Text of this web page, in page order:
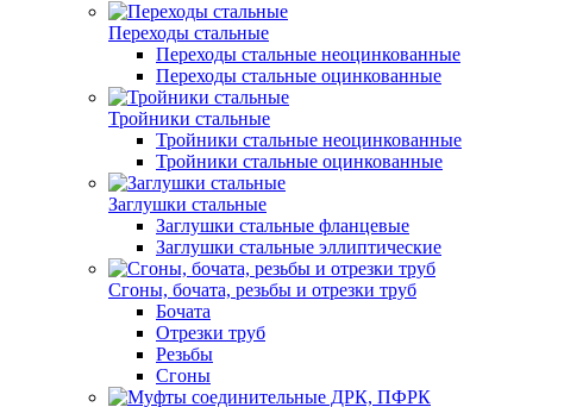
Переходы стальные
Переходы стальные неоцинкованные
Переходы стальные оцинкованные
Тройники стальные
Тройники стальные неоцинкованные
Тройники стальные оцинкованные
Заглушки стальные
Заглушки стальные фланцевые
Заглушки стальные эллиптические
Сгоны, бочата, резьбы и отрезки труб
Бочата
Отрезки труб
Резьбы
Сгоны